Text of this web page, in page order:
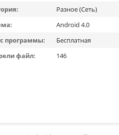
Разное (Сеть)
Android 4.0
программы:
Бесплатная
файл:
146